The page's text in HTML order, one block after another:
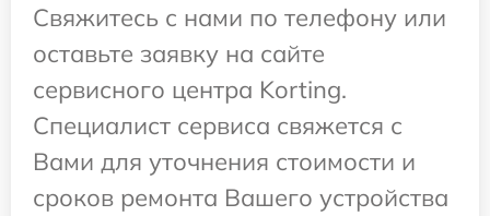
Свяжитесь с нами по телефону или
оставьте заявку на сайте
сервисного центра Korting.
Специалист сервиса свяжется с
Вами для уточнения стоимости и
сроков ремонта Вашего устройства